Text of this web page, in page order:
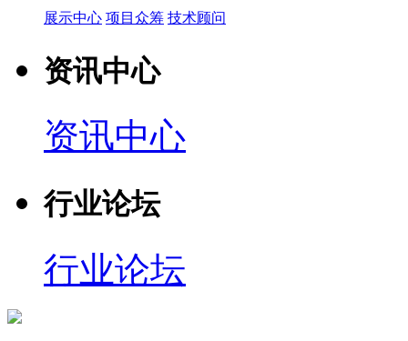
展示中心 项目众筹 技术顾问
资讯中心
资讯中心
行业论坛
行业论坛